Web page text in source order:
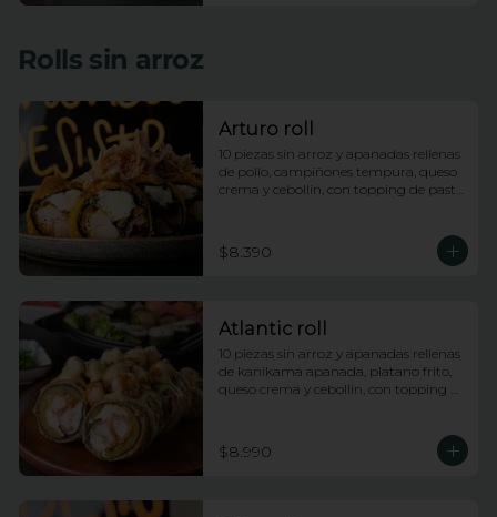
Rolls sin arroz
Arturo roll
10 piezas sin arroz y apanadas rellenas
de pollo, campiñones tempura, queso
crema y cebollin, con topping de pasta
$8.390
Atlantic roll
10 piezas sin arroz y apanadas rellenas
de kanikama apanada, platano frito,
queso crema y cebollin, con topping
$8.990